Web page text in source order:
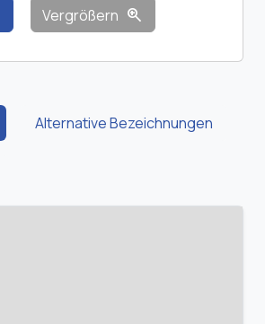
Vergrößern zoom_in
Alternative Bezeichnungen